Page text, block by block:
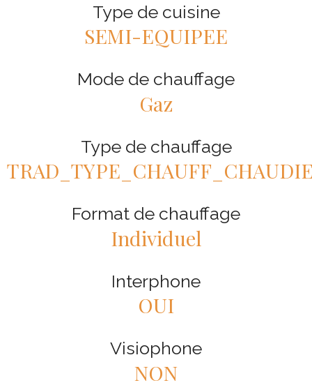
Type de cuisine
SEMI-EQUIPEE
Mode de chauffage
Gaz
Type de chauffage
Format de chauffage
Individuel
Interphone
OUI
Visiophone
NON